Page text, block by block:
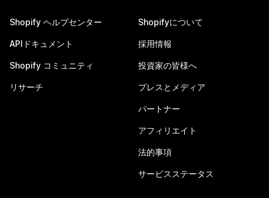
Shopify ヘルプセンター
APIドキュメント
Shopify コミュニティ
リサーチ
Shopifyについて
採用情報
投資家の皆様へ
プレスとメディア
パートナー
アフィリエイト
法的事項
サービスステータス